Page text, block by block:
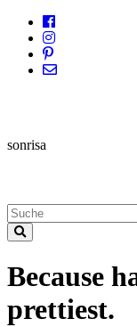
sonrisa
Because
prettiest.